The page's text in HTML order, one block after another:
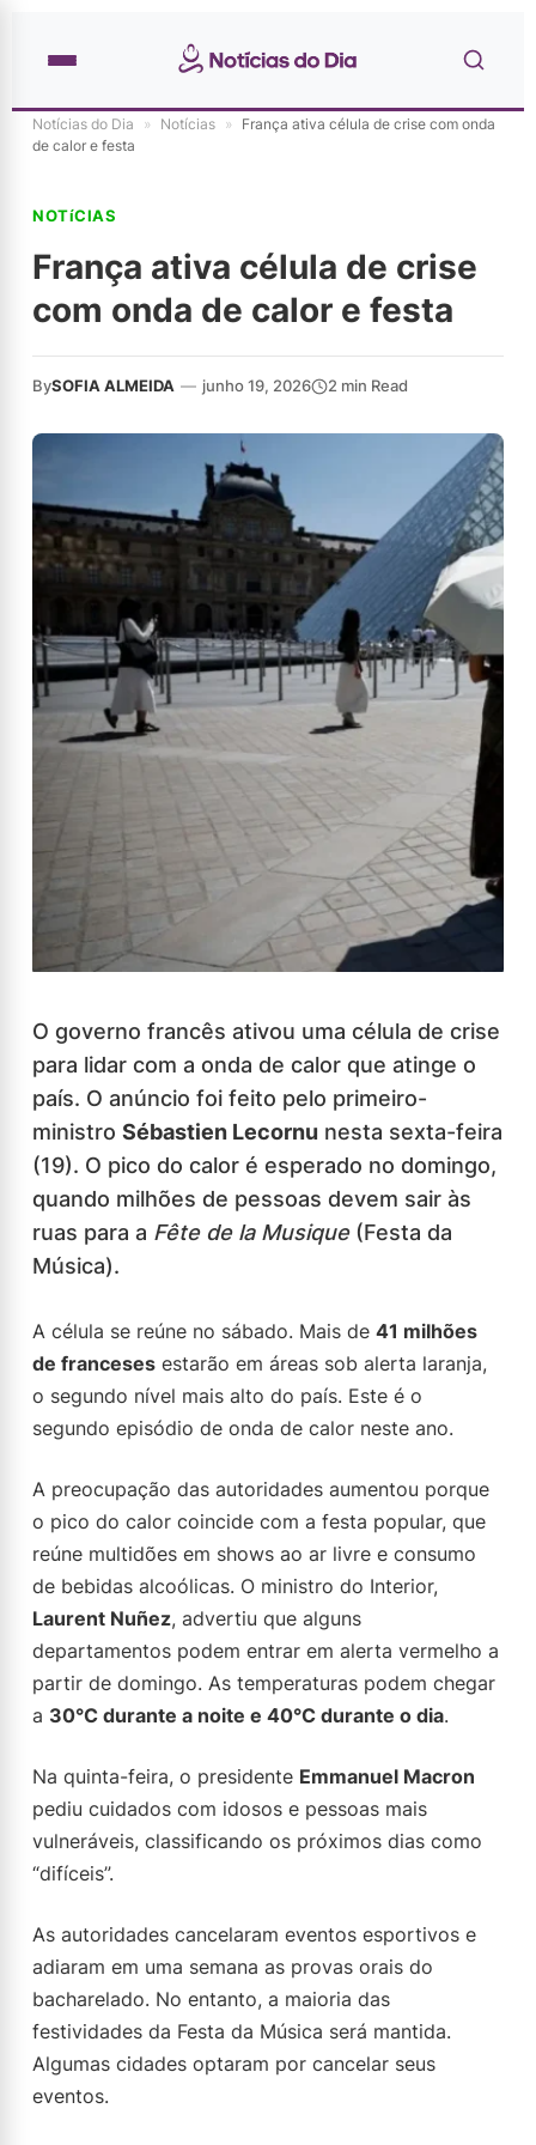
Notícias do Dia » Notícias » França ativa célula de crise com onda
de calor e festa
NOTíCIAS
França ativa célula de crise
com onda de calor e festa
BySOFIA ALMEIDA — junho 19, 2026 2 min Read
O governo francês ativou uma célula de crise
para lidar com a onda de calor que atinge o
país. O anúncio foi feito pelo primeiro-
ministro Sébastien Lecornu nesta sexta-feira
(19). O pico do calor é esperado no domingo,
quando milhões de pessoas devem sair às
ruas para a Fête de la Musique(Festa da
Música).
A célula se reúne no sábado. Mais de 41 milhões
de franceses estarão em áreas sob alerta laranja,
o segundo nível mais alto do país. Este é o
segundo episódio de onda de calor neste ano.
A preocupação das autoridades aumentou porque
o pico do calor coincide com a festa popular, que
reúne multidões em shows ao ar livre e consumo
de bebidas alcoólicas. O ministro do Interior,
Laurent Nuñez, advertiu que alguns
departamentos podem entrar em alerta vermelho a
partir de domingo. As temperaturas podem chegar
a 30°C durante a noite e 40°C durante o dia.
Na quinta-feira, o presidente Emmanuel Macron
pediu cuidados com idosos e pessoas mais
vulneráveis, classificando os próximos dias como
“difíceis”.
As autoridades cancelaram eventos esportivos e
adiaram em uma semana as provas orais do
bacharelado. No entanto, a maioria das
festividades da Festa da Música será mantida.
Algumas cidades optaram por cancelar seus
eventos.